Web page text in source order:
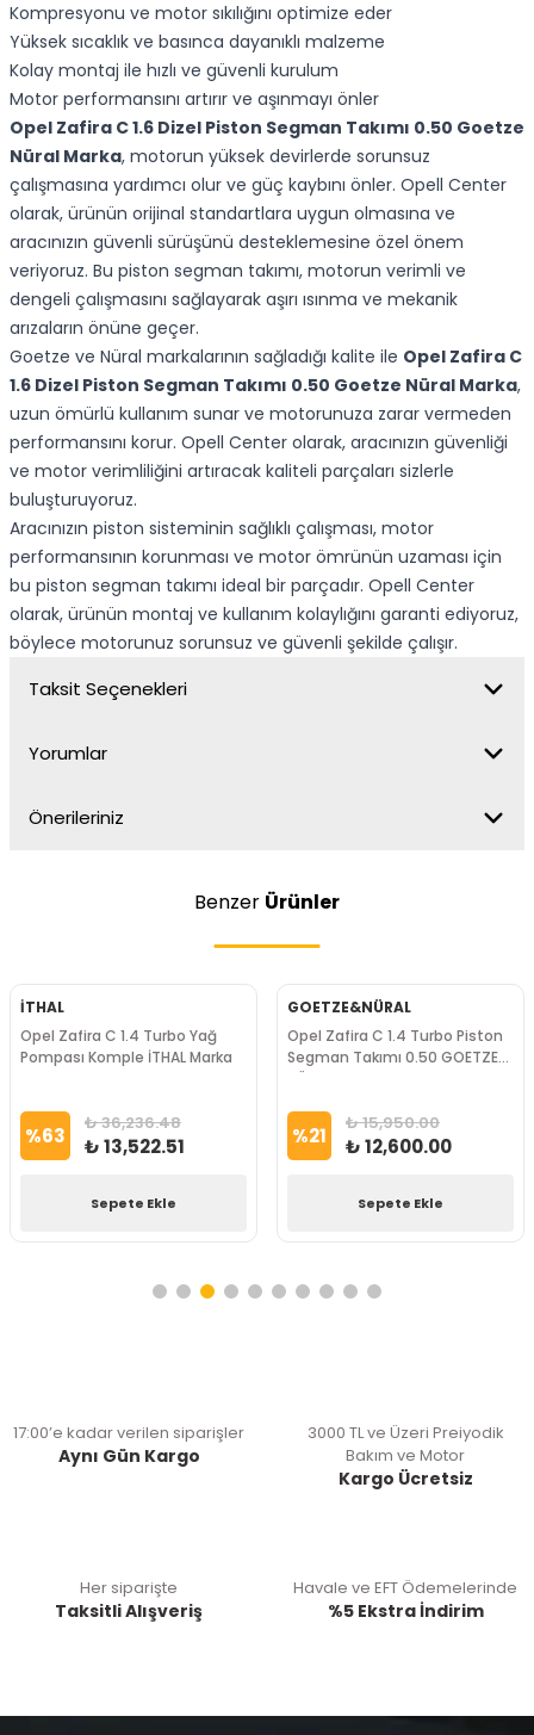
Kompresyonu ve motor sıkılığını optimize eder
Yüksek sıcaklık ve basınca dayanıklı malzeme
Kolay montaj ile hızlı ve güvenli kurulum
Motor performansını artırır ve aşınmayı önler
Opel Zafira C 1.6 Dizel Piston Segman Takımı 0.50 Goetze
Nüral Marka, motorun yüksek devirlerde sorunsuz
çalışmasına yardımcı olur ve güç kaybını önler. Opell Center
olarak, ürünün orijinal standartlara uygun olmasına ve
aracınızın güvenli sürüşünü desteklemesine özel önem
veriyoruz. Bu piston segman takımı, motorun verimli ve
dengeli çalışmasını sağlayarak aşırı ısınma ve mekanik
arızaların önüne geçer.
Goetze ve Nüral markalarının sağladığı kalite ile Opel Zafira C
1.6 Dizel Piston Segman Takımı 0.50 Goetze Nüral Marka,
uzun ömürlü kullanım sunar ve motorunuza zarar vermeden
performansını korur. Opell Center olarak, aracınızın güvenliği
ve motor verimliliğini artıracak kaliteli parçaları sizlerle
buluşturuyoruz.
Aracınızın piston sisteminin sağlıklı çalışması, motor
performansının korunması ve motor ömrünün uzaması için
bu piston segman takımı ideal bir parçadır. Opell Center
olarak, ürünün montaj ve kullanım kolaylığını garanti ediyoruz,
böylece motorunuz sorunsuz ve güvenli şekilde çalışır.
Taksit Seçenekleri
Yorumlar
Önerileriniz
Benzer Ürünler
İTHAL
Opel Zafira C 1.4 Turbo Yağ
Pompası Komple İTHAL Marka
%63 ₺ 36,236.48
₺ 13,522.51
Sepete Ekle
GOETZE&NÜRAL
Opel Zafira C 1.4 Turbo Piston
Segman Takımı 0.50 GOETZE
NÜRAL Marka
%21 ₺ 15,950.00
₺ 12,600.00
Sepete Ekle
17:00’e kadar verilen siparişler
Aynı Gün Kargo
3000 TL ve Üzeri Preiyodik
Bakım ve Motor
Kargo Ücretsiz
Her siparişte
Taksitli Alışveriş
Havale ve EFT Ödemelerinde
%5 Ekstra İndirim